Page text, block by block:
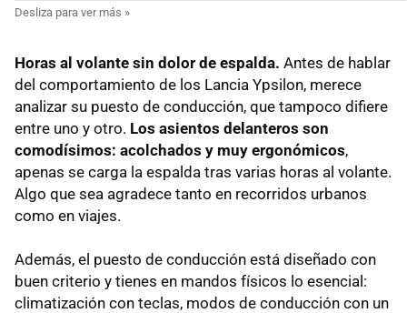
Horas al volante sin dolor de espalda. Antes de hablar
del comportamiento de los Lancia Ypsilon, merece
analizar su puesto de conducción, que tampoco difiere
entre uno y otro. Los asientos delanteros son
comodísimos: acolchados y muy ergonómicos,
apenas se carga la espalda tras varias horas al volante.
Algo que sea agradece tanto en recorridos urbanos
como en viajes.
Además, el puesto de conducción está diseñado con
buen criterio y tienes en mandos físicos lo esencial:
climatización con teclas, modos de conducción con un